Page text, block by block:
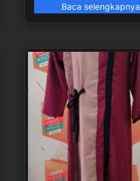
Baca selengkapnya